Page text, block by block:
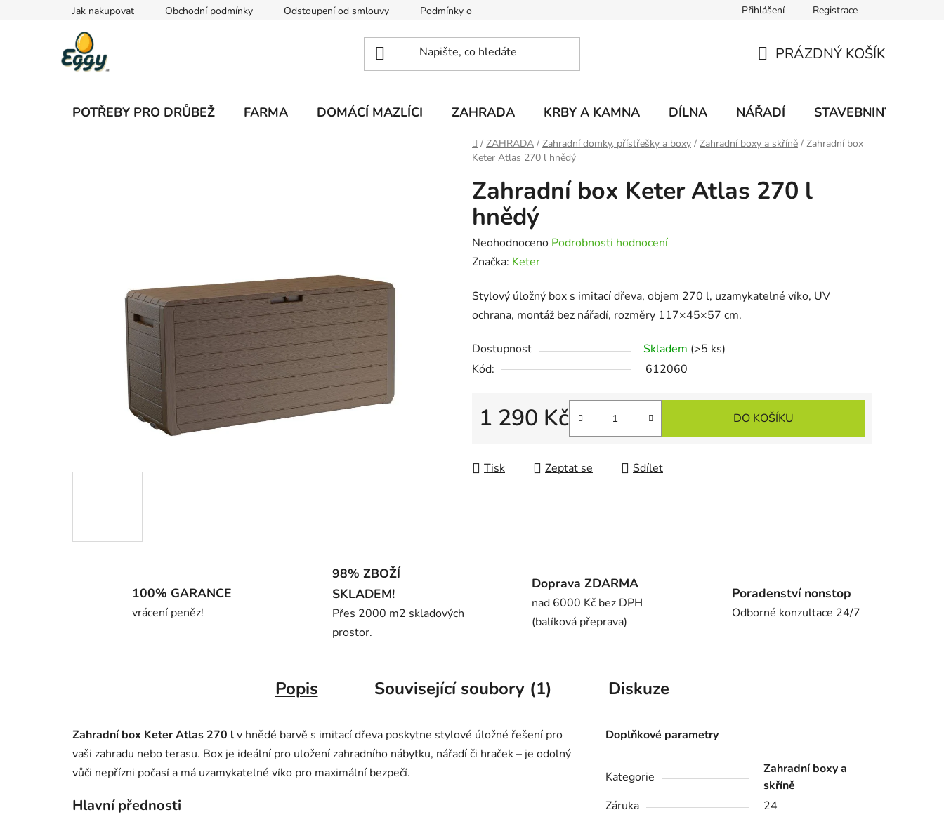
Jak nakupovat Obchodní podmínky Odstoupení od smlouvy Podmínky ochrany osobních údajů Doprava a platbaPřihlášení Registrace
KOŠÍK
PRÁZDNÝ KOŠÍK
POTŘEBY PRO DRŮBEŽ FARMA DOMÁCÍ MAZLÍCI ZAHRADA KRBY A KAMNA DÍLNA NÁŘADÍ STAVEBNINY
Domů
/ ZAHRADA / Zahradní domky, přístřešky a boxy / Zahradní boxy a skříně / Zahradní box
Keter Atlas 270 l hnědý
Zahradní box Keter Atlas 270 l
hnědý
Průměrné
hodnocení
je
0,0
5
hvězdiček.
Neohodnoceno Podrobnosti hodnocení
Značka: Keter
Stylový úložný box s imitací dřeva, objem 270 l, uzamykatelné víko, UV
ochrana, montáž bez nářadí, rozměry 117×45×57 cm.
Dostupnost Skladem (>5 ks)
Kód:
612060
1 290 Kč DO KOŠÍKU
Tisk Zeptat se Sdílet
100% GARANCE
vrácení peněz!
98% ZBOŽÍ
SKLADEM!
Přes 2000 m2 skladových
prostor.
Doprava ZDARMA
nad 6000 Kč bez DPH
(balíková přeprava)
Poradenství nonstop
Odborné konzultace 24/7
Popis Související soubory (1) Diskuze
Zahradní box Keter Atlas 270 lv hnědé barvě s imitací dřeva poskytne stylové úložné řešení pro
vaši zahradu nebo terasu. Box je ideální pro uložení zahradního nábytku, nářadí či hraček – je odolný
vůči nepřízni počasí a má uzamykatelné víko pro maximální bezpečí.
Hlavní přednosti
Doplňkové parametry
Kategorie
Zahradní boxy a
skříně
Záruka
24